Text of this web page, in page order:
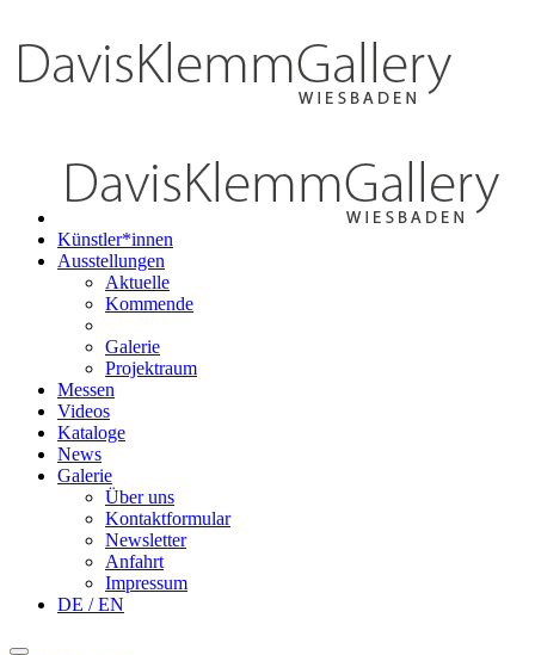
Künstler*innen
Ausstellungen
Aktuelle
Kommende
Galerie
Projektraum
Messen
Videos
Kataloge
News
Galerie
Über uns
Kontaktformular
Newsletter
Anfahrt
Impressum
DE / EN